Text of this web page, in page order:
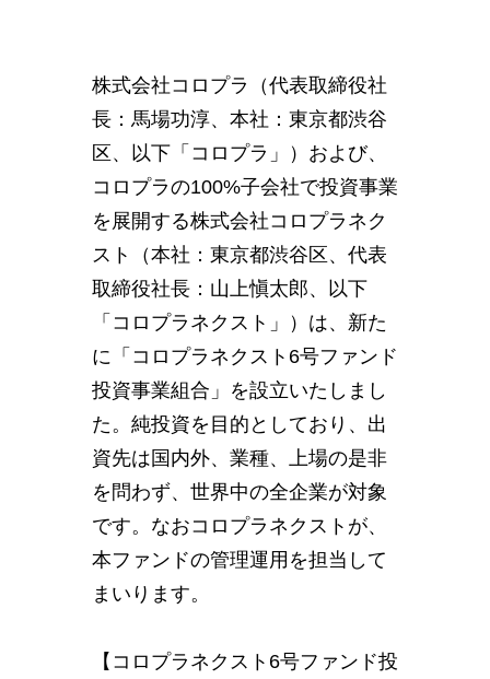
株式会社コロプラ（代表取締役社
長：馬場功淳、本社：東京都渋谷
区、以下「コロプラ」）および、
コロプラの100%子会社で投資事業
を展開する株式会社コロプラネク
スト（本社：東京都渋谷区、代表
取締役社長：山上愼太郎、以下
「コロプラネクスト」）は、新た
に「コロプラネクスト6号ファンド
投資事業組合」を設立いたしまし
た。純投資を目的としており、出
資先は国内外、業種、上場の是非
を問わず、世界中の全企業が対象
です。なおコロプラネクストが、
本ファンドの管理運用を担当して
まいります。
【コロプラネクスト6号ファンド投